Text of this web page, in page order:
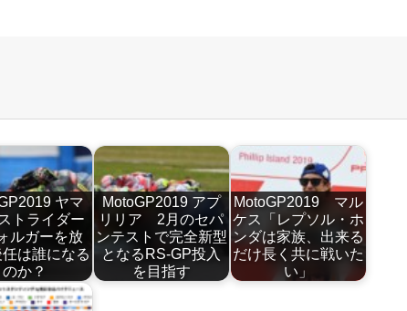
ヤマ
トライダー
ルガーを放
は誰になる
のか？
MotoGP2019 アプ
リリア 2月のセパ
ンテストで完全新型
となるRS-GP投入
を目指す
MotoGP2019 マル
ケス「レプソル・ホ
ンダは家族、出来る
だけ長く共に戦いた
い」